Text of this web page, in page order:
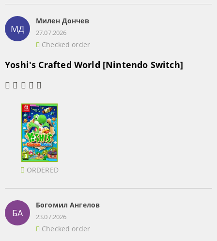
МД
Милен Дончев
27.07.2026
Checked order
Yoshi's Crafted World [Nintendo Switch]
ORDERED
БА
Богомил Ангелов
23.07.2026
Checked order